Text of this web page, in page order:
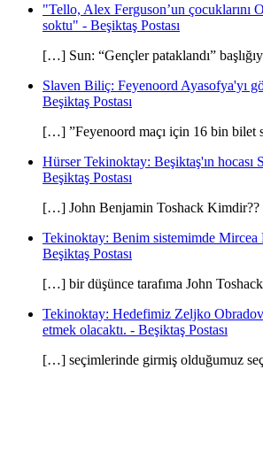
"Tello, Alex Ferguson’un çocuklarını
soktu" - Beşiktaş Postası
[…] Sun: “Gençler pataklandı”
Slaven Biliç: Feyenoord Ayasofya'yı
Beşiktaş Postası
[…] ”Feyenoord maçı için 16 bin bilet
Hürser Tekinoktay: Beşiktaş'ın hocası
Beşiktaş Postası
[…] John Benjamin Toshack
Tekinoktay: Benim sistemimde Mircea
Beşiktaş Postası
[…] bir düşünce tarafıma John
Tekinoktay: Hedefimiz Zeljko
etmek olacaktı. - Beşiktaş Postası
[…] seçimlerinde girmiş olduğumuz